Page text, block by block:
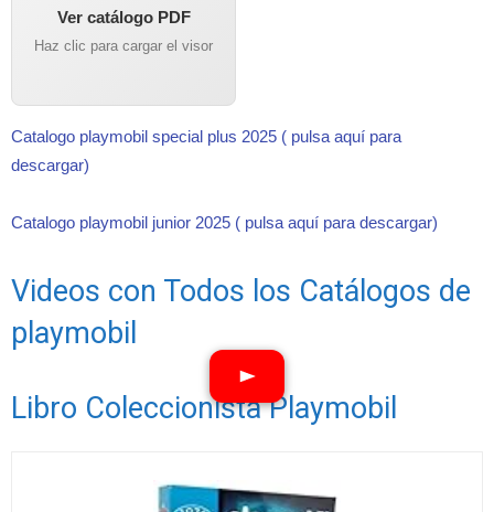
Ver catálogo PDF
Haz clic para cargar el visor
Catalogo playmobil special plus 2025 ( pulsa aquí para
descargar)
Catalogo playmobil junior 2025 ( pulsa aquí para descargar)
Videos con Todos los Catálogos de
playmobil
Libro Coleccionista Playmobil